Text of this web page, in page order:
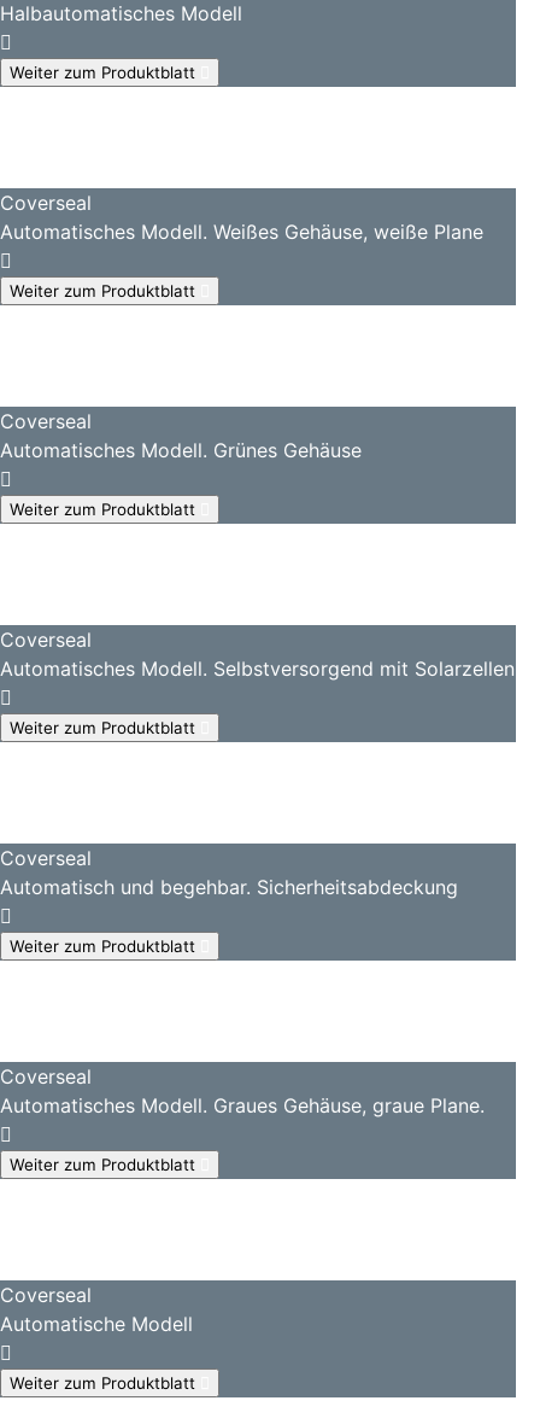
Halbautomatisches Modell
Weiter zum Produktblatt
Coverseal
Automatisches Modell. Weißes Gehäuse, weiße Plane
Weiter zum Produktblatt
Coverseal
Automatisches Modell. Grünes Gehäuse
Weiter zum Produktblatt
Coverseal
Automatisches Modell. Selbstversorgend mit Solarzellen
Weiter zum Produktblatt
Coverseal
Automatisch und begehbar. Sicherheitsabdeckung
Weiter zum Produktblatt
Coverseal
Automatisches Modell. Graues Gehäuse, graue Plane.
Weiter zum Produktblatt
Coverseal
Automatische Modell
Weiter zum Produktblatt